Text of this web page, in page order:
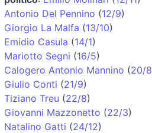
Antonio Del Pennino (12/9)
Giorgio La Malfa (13/10)
Emidio Casula (14/1)
Mariotto Segni (16/5)
Calogero Antonio Mannino (20/8
Giulio Conti (21/9)
Tiziano Treu (22/8)
Giovanni Mazzonetto (22/3)
Natalino Gatti (24/12)